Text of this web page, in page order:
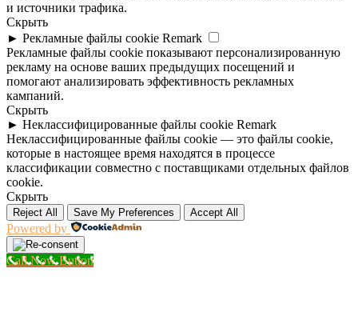
и источники трафика.
Скрыть
► Рекламные файлы cookie Remark
Рекламные файлы cookie показывают персонализированную
рекламу на основе ваших предыдущих посещений и
помогают анализировать эффективность рекламных
кампаний.
Скрыть
► Неклассифицированные файлы cookie Remark
Неклассифицированные файлы cookie — это файлы cookie,
которые в настоящее время находятся в процессе
классификации совместно с поставщиками отдельных файлов
cookie.
Скрыть
Reject All Save My Preferences Accept All
Powered by
Call Now Button